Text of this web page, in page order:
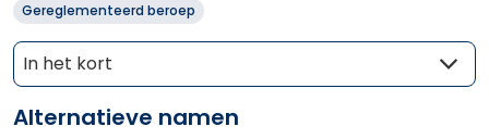
Gereglementeerd beroep
In het kort
Alternatieve namen